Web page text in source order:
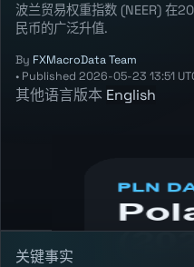
波兰贸易权重指数 (NEER) 在
民币的广泛升值.
By FXMacroData Team
• Published 2026-05-23 13:51
其他语言版本 English
previous reading,
关键事实